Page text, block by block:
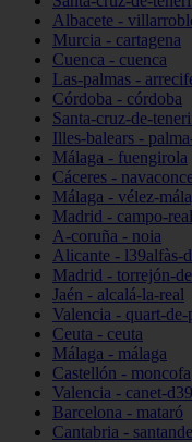
Albacete -
Murcia - cartagena
Cuenca - cuenca
Las-palmas -
Córdoba - córdoba
Santa-cruz-de-
Illes-balears -
Málaga - fuengirola
Cáceres -
Málaga - vélez-
Madrid - campo-real
A-coruña - noia
Alicante - l39alfàs-
Madrid - torrejón-
Jaén - alcalá-la-real
Valencia - quart-
Ceuta - ceuta
Málaga - málaga
Castellón - moncofa
Valencia - canet-
Barcelona - mataró
Cantabria -